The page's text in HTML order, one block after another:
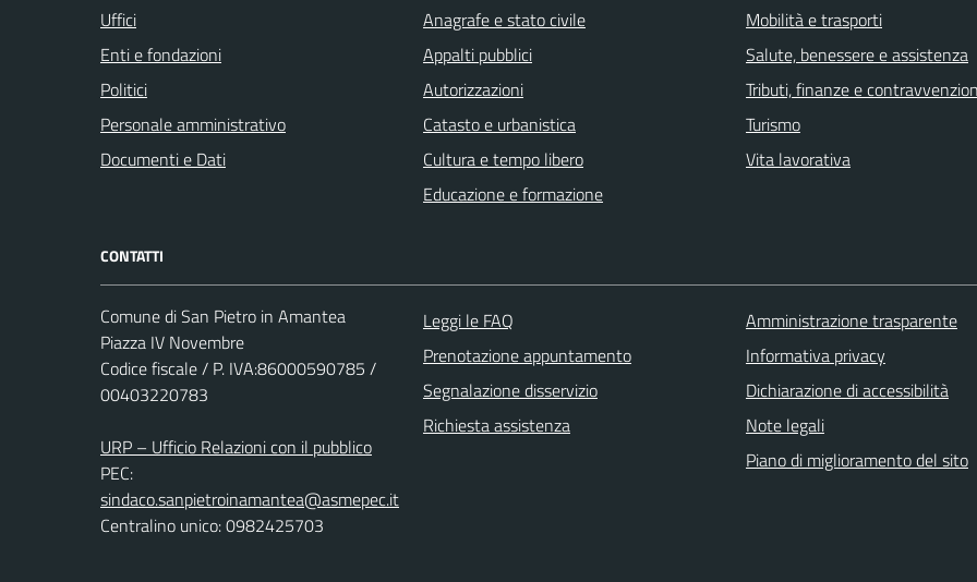
Uffici
Enti e fondazioni
Politici
Personale amministrativo
Documenti e Dati
Anagrafe e stato civile
Appalti pubblici
Autorizzazioni
Catasto e urbanistica
Cultura e tempo libero
Educazione e formazione
Mobilità e trasporti
Salute, benessere e assistenza
Tributi, finanze e
Turismo
Vita lavorativa
CONTATTI
Comune di San Pietro in Amantea
Piazza IV Novembre
Codice fiscale / P. IVA:86000590785 /
00403220783
URP – Ufficio Relazioni con il pubblico
PEC:
sindaco.sanpietroinamantea@asmepec.it
Centralino unico: 0982425703
Leggi le FAQ
Prenotazione appuntamento
Segnalazione disservizio
Richiesta assistenza
Amministrazione trasparente
Informativa privacy
Dichiarazione di accessibilità
Note legali
Piano di miglioramento del sito